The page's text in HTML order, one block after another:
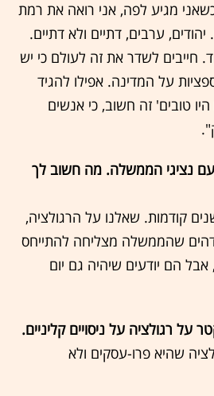
מגיע לפה, אני רואה את רמת
ערבים, דתיים ולא דתיים.
חייבים לשדר את זה לעולם כי יש
על המדינה. אפילו להגיד
טובים' זה חשוב, כי אנשים
נציגי הממשלה. מה חשוב לך
קודמות. שאלנו על הרגולציה,
שהממשלה מצליחה להתייחס
הם יודעים שיהיה גם יום
על רגולציה על ניסויים קליניים.
שהיא פרו-עסקים ולא